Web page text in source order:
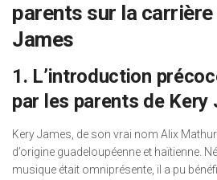
parents sur la carrière
James
1. L’introduction
par les parents de Kery
Kery James, de son vrai nom Alix
d’origine guadeloupéenne et haïtienne.
musique était omniprésente, il a pu